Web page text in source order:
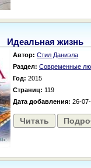
Идеальная жизнь
Автор: Стил Даниэла
Раздел: Современные
Год: 2015
Страниц: 119
Дата добавления: 26-
Читать